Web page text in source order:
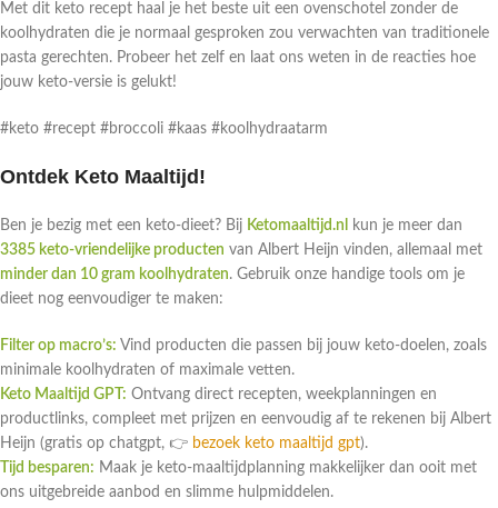
Met dit keto recept haal je het beste uit een ovenschotel zonder de
koolhydraten die je normaal gesproken zou verwachten van traditionele
pasta gerechten. Probeer het zelf en laat ons weten in de reacties hoe
jouw keto-versie is gelukt!
#keto #recept #broccoli #kaas #koolhydraatarm
Ontdek Keto Maaltijd!
Ben je bezig met een keto-dieet? Bij Ketomaaltijd.nl
kun je meer dan
3385 keto-vriendelijke producten van Albert Heijn vinden, allemaal met
minder dan 10 gram koolhydraten. Gebruik onze handige tools om je
dieet nog eenvoudiger te maken:
Filter op macro’s: Vind producten die passen bij jouw keto-doelen, zoals
minimale koolhydraten of maximale vetten.
Keto Maaltijd GPT: Ontvang direct recepten, weekplanningen en
productlinks, compleet met prijzen en eenvoudig af te rekenen bij Albert
Heijn (gratis op chatgpt, 👉 bezoek keto maaltijd gpt).
Tijd besparen: Maak je keto-maaltijdplanning makkelijker dan ooit met
ons uitgebreide aanbod en slimme hulpmiddelen.